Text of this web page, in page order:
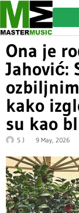
Ona je
Jahović:
kako
su kao
S J 9 May, 2026